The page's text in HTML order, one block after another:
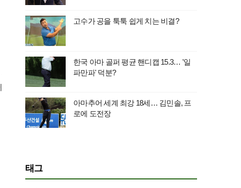
고수가 공을 툭툭 쉽게 치는 비결?
한국 아마 골퍼 평균 핸디캡 15.3… '일
파만파' 덕분?
아마추어 세계 최강 18세… 김민솔, 프
로에 도전장
태그